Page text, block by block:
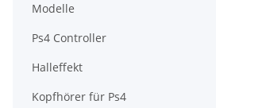
Modelle
Ps4 Controller
Halleffekt
Kopfhörer für Ps4